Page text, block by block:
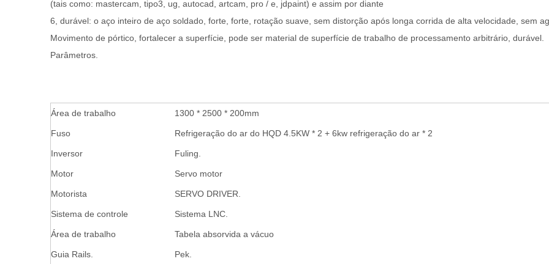
(tais como: mastercam, tipo3, ug, autocad, artcam, pro / e, jdpaint) e assim por diante
6, durável: o aço inteiro de aço soldado, forte, forte, rotação suave, sem distorção após longa corrida de alta velocidade, sem
Movimento de pórtico, fortalecer a superfície, pode ser material de superfície de trabalho de processamento arbitrário, durável.
Parâmetros.
Área de trabalho 1300 * 2500 * 200mm
Fuso Refrigeração do ar do HQD 4.5KW * 2 + 6kw refrigeração do ar * 2
Inversor Fuling.
Motor Servo motor
Motorista SERVO DRIVER.
Sistema de controle Sistema LNC.
Área de trabalho Tabela absorvida a vácuo
Guia Rails. Pek.